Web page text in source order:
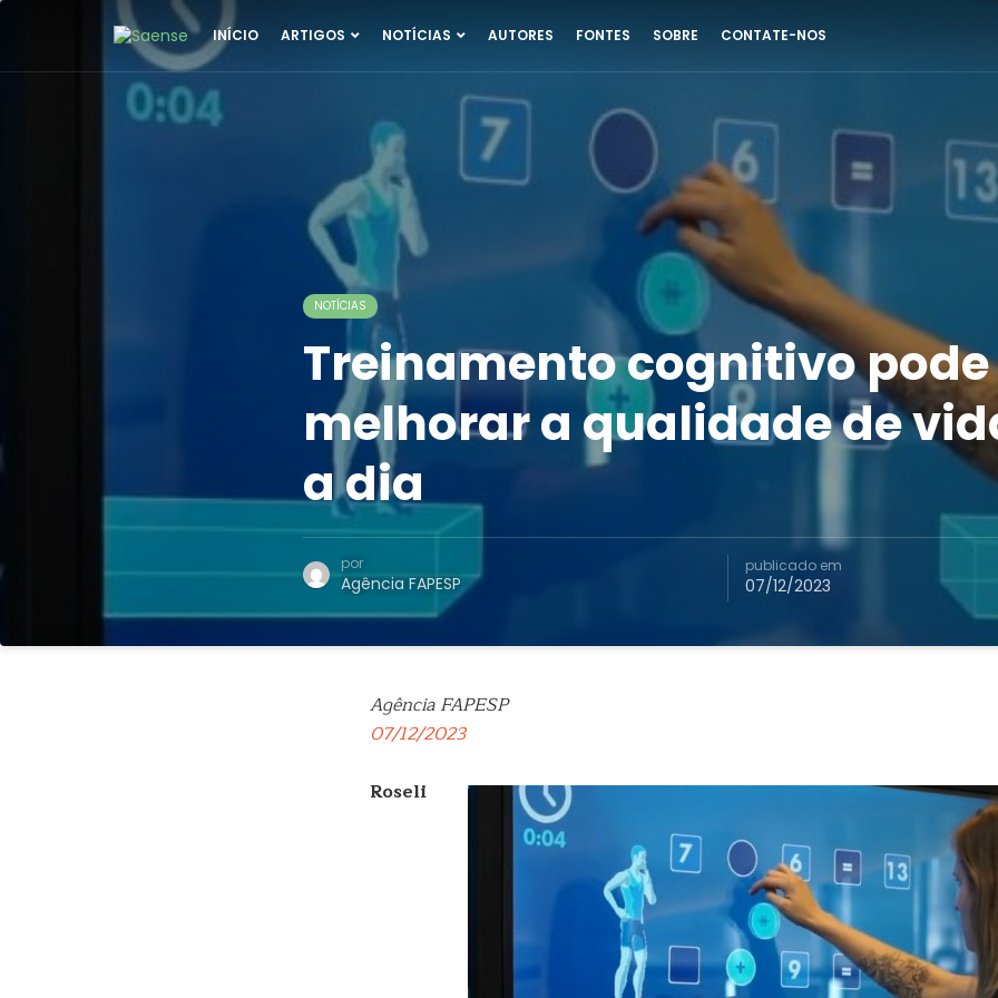
INÍCIO ARTIGOS NOTÍCIAS AUTORES FONTES SOBRE CONTATE-NOS
NOTÍCIAS
Treinamento cognitivo pode
melhorar a qualidade de
a dia
por
Agência FAPESP
publicado em
07/12/2023
Agência FAPESP
07/12/2023
Roseli